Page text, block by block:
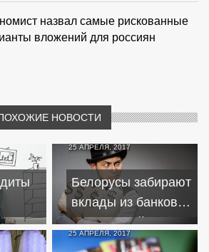
назвал самые рискованные
вложений для россиян
НОВОСТИ
25 АПРЕЛЯ, 2017
Белорусы забирают
вклады из банков
из-за низкой
процентной ставки
25 АПРЕЛЯ, 2017